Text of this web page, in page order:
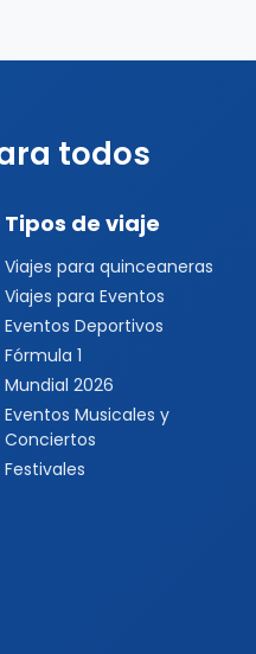
todos
Tipos de viaje
Viajes para quinceaneras
Viajes para Eventos
Eventos Deportivos
Fórmula 1
Mundial 2026
Eventos Musicales y
Conciertos
Festivales